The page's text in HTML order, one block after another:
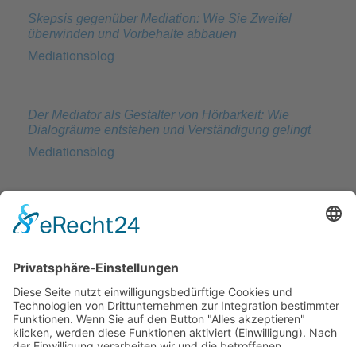
Skepsis gegenüber Mediation: Wie Sie Zweifel
überwinden und Vorbehalte abbauen
Mediationsblog
Der Mediator als Gestalter von Hörbarkeit: Wie
Dialogräume entstehen und Verständigung gelingt
Mediationsblog
BATNA, WATNA und ZOPA: Die drei Säulen
erfolgreicher Verhandlungsstrategien
Verhandeln statt Streiten: Wie Sie Konflikte
konstruktiv lösen
Mediationsblog